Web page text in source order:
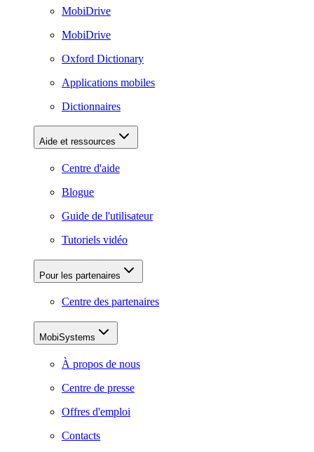
MobiDrive
MobiDrive
Oxford Dictionary
Applications mobiles
Dictionnaires
Aide et ressources
Centre d'aide
Blogue
Guide de l'utilisateur
Tutoriels vidéo
Pour les partenaires
Centre des partenaires
MobiSystems
À propos de nous
Centre de presse
Offres d'emploi
Contacts